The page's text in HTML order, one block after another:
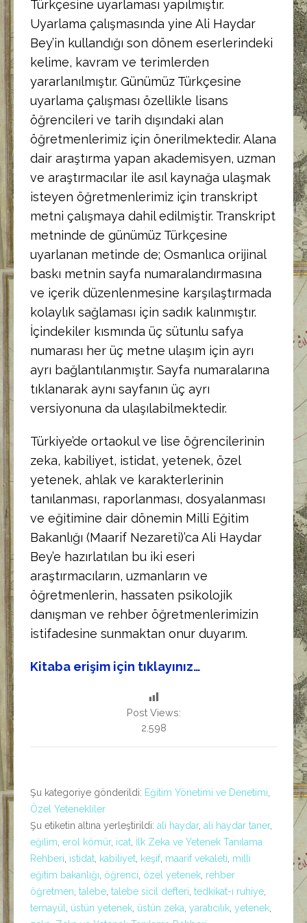
Türkçesine uyarlaması yapılmıştır.
Uyarlama çalışmasında yine Ali Haydar
Bey’in kullandığı son dönem eserlerindeki
kelime, kavram ve terimlerden
yararlanılmıştır. Günümüz Türkçesine
uyarlama çalışması özellikle lisans
öğrencileri ve tarih dışındaki alan
öğretmenlerimiz için önerilmektedir. Alana
dair araştırma yapan akademisyen, uzman
ve araştırmacılar ile asıl kaynağa ulaşmak
isteyen öğretmenlerimiz için transkript
metni çalışmaya dahil edilmiştir. Transkript
metninde de günümüz Türkçesine
uyarlanan metinde de; Osmanlıca orijinal
baskı metnin sayfa numaralandırmasına
ve içerik düzenlenmesine karşılaştırmada
kolaylık sağlaması için sadık kalınmıştır.
İçindekiler kısmında üç sütunlu safya
numarası her üç metne ulaşım için ayrı
ayrı bağlantılanmıştır. Sayfa numaralarına
tıklanarak aynı sayfanın üç ayrı
versiyonuna da ulaşılabilmektedir.
Türkiye’de ortaokul ve lise öğrencilerinin
zeka, kabiliyet, istidat, yetenek, özel
yetenek, ahlak ve karakterlerinin
tanılanması, raporlanması, dosyalanması
ve eğitimine dair dönemin Milli Eğitim
Bakanlığı (Maarif Nezareti)’ca Ali Haydar
Bey’e hazırlatılan bu iki eseri
araştırmacıların, uzmanların ve
öğretmenlerin, hassaten psikolojik
danışman ve rehber öğretmenlerimizin
istifadesine sunmaktan onur duyarım.
Kitaba erişim için tıklayınız…
Post Views:
2.598
Şu kategoriye gönderildi: Eğitim Yönetimi ve Denetimi
Özel Yetenekliler
Şu etiketin altına yerleştirildi: ali haydar, ali haydar taner,
eğilim erol kömür, icat İlk Zeka ve Yetenek Tanılama
Rehberi istidat kabiliyet keşif, maarif vekaleti milli
eğitim bakanlığı öğrenci özel yetenek rehber
öğretmen talebe talebe sicil defteri tedkikat-ı ruhiye
temayül
üstün yetenek üstün zeka yaratıcılık yetenek